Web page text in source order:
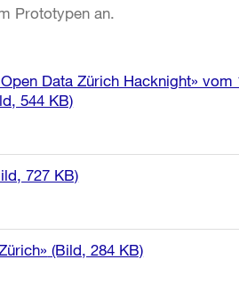
Prototypen an.
Data Zürich Hacknight»
544 KB)
727 KB)
(Bild, 284 KB)